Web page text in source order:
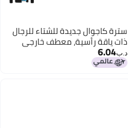
سترة كاجوال جديدة للشتاء للرجال
ذات ياقة رأسية، معطف خارجي
قطني
د.ب‏6.04